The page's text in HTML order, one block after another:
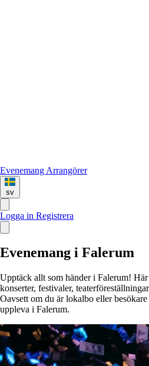
Evenemang Arrangörer
sv
Logga in Registrera
Evenemang i Falerum
Upptäck allt som händer i Falerum!
konserter, festivaler,
Oavsett om du är lokalbo eller
uppleva i Falerum.